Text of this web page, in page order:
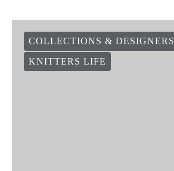
COLLECTIONS & DESIGNERS
KNITTERS LIFE